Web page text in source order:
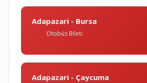
Adapazari - Bursa
Otobüs Bileti
Adapazari - Çaycuma